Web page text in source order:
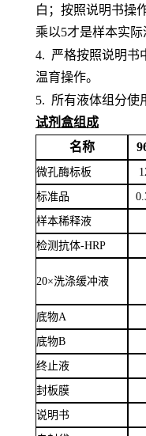
白；按照说明书操
乘以5才是样本实际
4. 严格按照说明书
温育操作。
5. 所有液体组分使
试剂盒组成
名称
微孔酶标板
标准品
样本稀释液
检测抗体-HRP
20×洗涤缓冲液
底物A
底物B
终止液
封板膜
说明书